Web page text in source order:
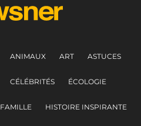
ANIMAUX ART ASTUCES
CÉLÉBRITÉS ÉCOLOGIE
FAMILLE HISTOIRE INSPIRANTE